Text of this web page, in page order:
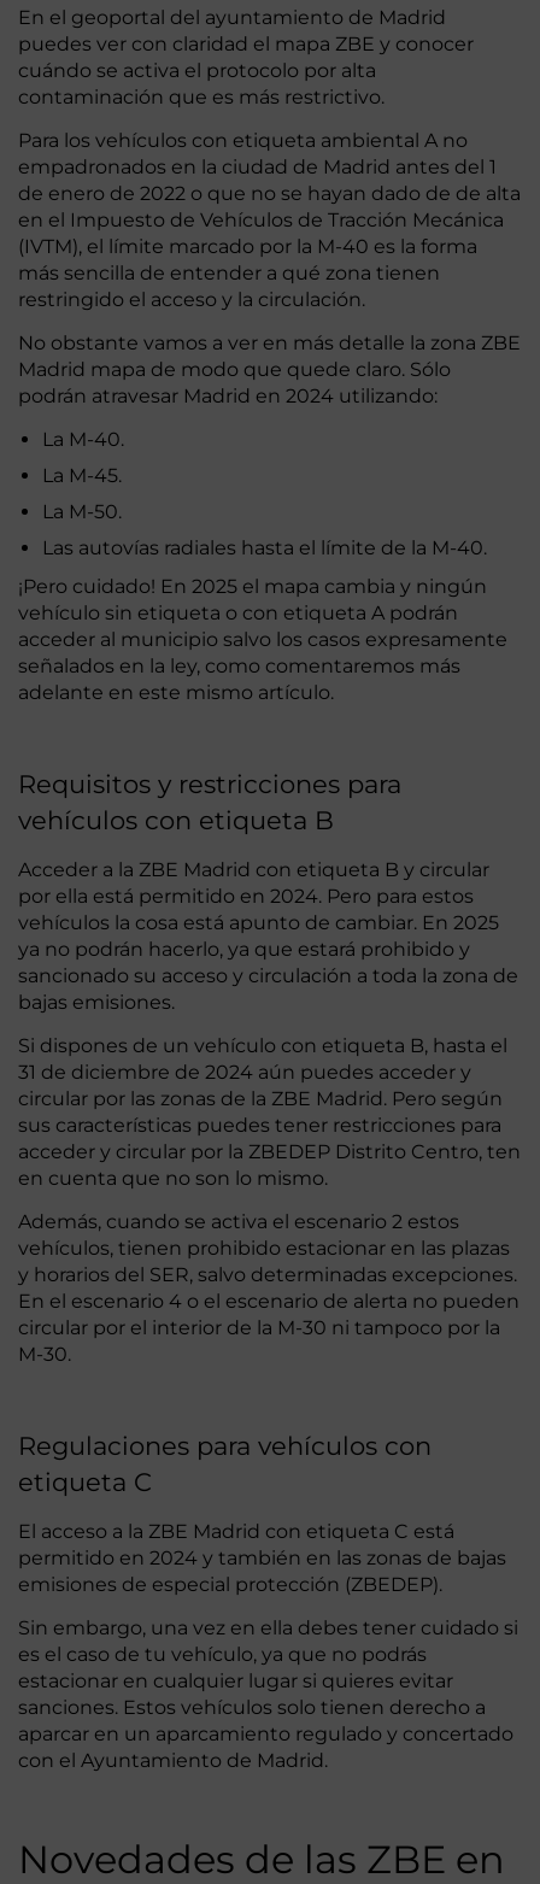
En el geoportal del ayuntamiento de Madrid
puedes ver con claridad el mapa ZBE y conocer
cuándo se activa el protocolo por alta
contaminación que es más restrictivo.
Para los vehículos con etiqueta ambiental A no
empadronados en la ciudad de Madrid antes del 1
de enero de 2022 o que no se hayan dado de de alta
en el Impuesto de Vehículos de Tracción Mecánica
(IVTM), el límite marcado por la M-40 es la forma
más sencilla de entender a qué zona tienen
restringido el acceso y la circulación.
No obstante vamos a ver en más detalle la zona ZBE
Madrid mapa de modo que quede claro. Sólo
podrán atravesar Madrid en 2024 utilizando:
La M-40.
La M-45.
La M-50.
Las autovías radiales hasta el límite de la M-40.
¡Pero cuidado! En 2025 el mapa cambia y ningún
vehículo sin etiqueta o con etiqueta A podrán
acceder al municipio salvo los casos expresamente
señalados en la ley, como comentaremos más
adelante en este mismo artículo.
Requisitos y restricciones para
vehículos con etiqueta B
Acceder a la ZBE Madrid con etiqueta B y circular
por ella está permitido en 2024. Pero para estos
vehículos la cosa está apunto de cambiar. En 2025
ya no podrán hacerlo, ya que estará prohibido y
sancionado su acceso y circulación a toda la zona de
bajas emisiones.
Si dispones de un vehículo con etiqueta B, hasta el
31 de diciembre de 2024 aún puedes acceder y
circular por las zonas de la ZBE Madrid. Pero según
sus características puedes tener restricciones para
acceder y circular por la ZBEDEP Distrito Centro, ten
en cuenta que no son lo mismo.
Además, cuando se activa el escenario 2 estos
vehículos, tienen prohibido estacionar en las plazas
y horarios del SER, salvo determinadas excepciones.
En el escenario 4 o el escenario de alerta no pueden
circular por el interior de la M-30 ni tampoco por la
M-30.
Regulaciones para vehículos con
etiqueta C
El acceso a la ZBE Madrid con etiqueta C está
permitido en 2024 y también en las zonas de bajas
emisiones de especial protección (ZBEDEP).
Sin embargo, una vez en ella debes tener cuidado si
es el caso de tu vehículo, ya que no podrás
estacionar en cualquier lugar si quieres evitar
sanciones. Estos vehículos solo tienen derecho a
aparcar en un aparcamiento regulado y concertado
con el Ayuntamiento de Madrid.
Novedades de las ZBE en